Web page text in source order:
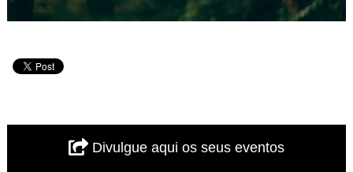
Divulgue aqui os seus eventos